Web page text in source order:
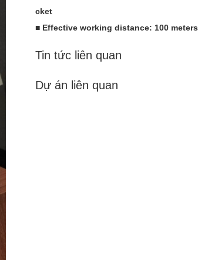
cket
■ Effective working distance: 100 meters
Tin tức liên quan
Dự án liên quan